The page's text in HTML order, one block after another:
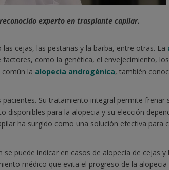
experto en trasplante capilar.
cejas, las pestañas y la barba, entre otras. La
factores, como la genética, el envejecimiento,
común la alopecia androgénica, también
Su tratamiento integral permite frenar
para la alopecia y su elección
ha surgido como una solución efectiva para
puede indicar en casos de alopecia de cejas y
médico que evita el progreso de la